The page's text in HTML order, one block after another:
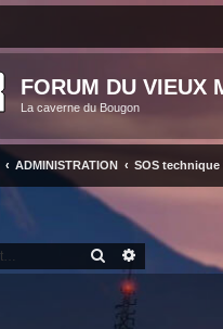
FORUM DU VIEUX
La caverne du Bougon
ADMINISTRATION SOS
RECHERCHER